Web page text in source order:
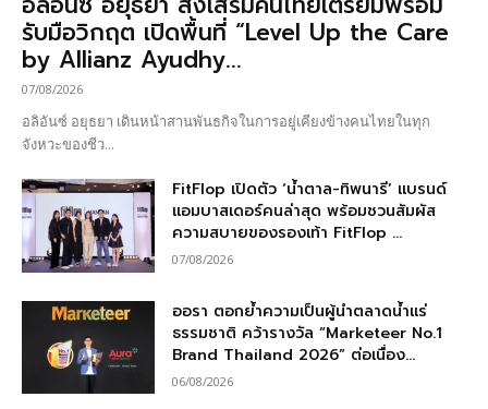
รับมือวิกฤต เปิดพื้นที่ “Level Up the Care
by Allianz Ayudhy...
07/08/2026
อลิอันซ์ อยุธยา เดินหน้าสานพันธกิจในการอยู่เคียงข้างคนไทยในทุก
จังหวะของชีว...
FitFlop เปิดตัว ‘น้ำตาล-ทิพนารี’ แบรนด์
แอมบาสเดอร์คนล่าสุด พร้อมชวนสัมผัส
ความสบายของรองเท้า FitFlop ...
07/08/2026
ออรา ตอกย้ำความเป็นผู้นำตลาดน้ำแร่
ธรรมชาติ คว้ารางวัล “Marketeer No.1
Brand Thailand 2026” ต่อเนื่อง...
06/08/2026